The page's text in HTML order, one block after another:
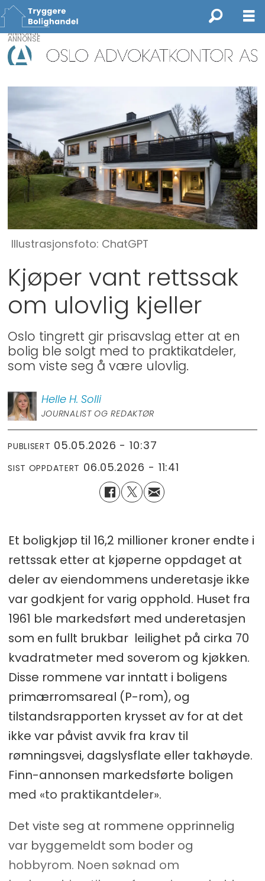
ANNONSE
Illustrasjonsfoto: ChatGPT
Kjøper vant rettssak
om ulovlig kjeller
Oslo tingrett gir prisavslag etter at en
bolig ble solgt med to praktikatdeler,
som viste seg å være ulovlig.
Helle H. Solli
JOURNALIST OG REDAKTØR
PUBLISERT 05.05.2026 - 10:37
SIST OPPDATERT 06.05.2026 - 11:41
Et boligkjøp til 16,2 millioner kroner endte i
rettssak etter at kjøperne oppdaget at
deler av eiendommens underetasje ikke
var godkjent for varig opphold. Huset fra
1961 ble markedsført med underetasjen
som en fullt brukbar leilighet på cirka 70
kvadratmeter med soverom og kjøkken.
Disse rommene var inntatt i boligens
primærromsareal (P-rom), og
tilstandsrapporten krysset av for at det
ikke var påvist avvik fra krav til
rømningsvei, dagslysflate eller takhøyde.
Finn-annonsen markedsførte boligen
med «to praktikantdeler».
Det viste seg at rommene opprinnelig
var byggemeldt som boder og
hobbyrom. Noen søknad om